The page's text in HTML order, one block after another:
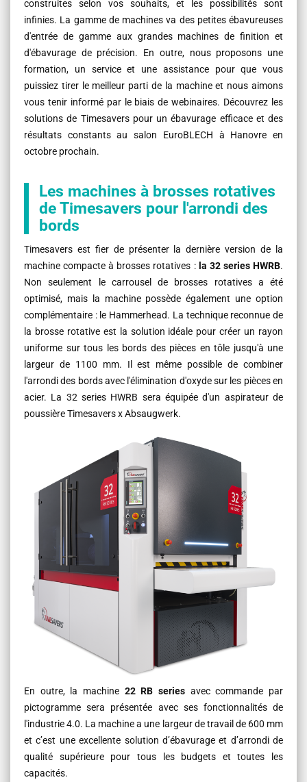
construites selon vos souhaits, et les possibilités sont
infinies. La gamme de machines va des petites ébavureuses
d'entrée de gamme aux grandes machines de finition et
d'ébavurage de précision. En outre, nous proposons une
formation, un service et une assistance pour que vous
puissiez tirer le meilleur parti de la machine et nous aimons
vous tenir informé par le biais de webinaires. Découvrez les
solutions de Timesavers pour un ébavurage efficace et des
résultats constants au salon EuroBLECH à Hanovre en
octobre prochain.
Les machines à brosses rotatives
de Timesavers pour l'arrondi des
bords
Timesavers est fier de présenter la dernière version de la
machine compacte à brosses rotatives : la 32 series HWRB.
Non seulement le carrousel de brosses rotatives a été
optimisé, mais la machine possède également une option
complémentaire : le Hammerhead. La technique reconnue de
la brosse rotative est la solution idéale pour créer un rayon
uniforme sur tous les bords des pièces en tôle jusqu'à une
largeur de 1100 mm. Il est même possible de combiner
l'arrondi des bords avec l'élimination d'oxyde sur les pièces en
acier. La 32 series HWRB sera équipée d'un aspirateur de
poussière Timesavers x Absaugwerk.
En outre, la machine 22 RB series avec commande par
pictogramme sera présentée avec ses fonctionnalités de
l'industrie 4.0. La machine a une largeur de travail de 600 mm
et c’est une excellente solution d’ébavurage et d’arrondi de
qualité supérieure pour tous les budgets et toutes les
capacités.